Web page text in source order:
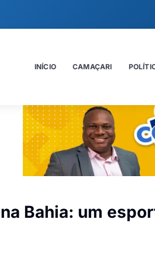
INÍCIO CAMAÇARI
Bahia: um